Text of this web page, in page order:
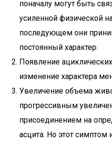
поначалу могут быть
усиленной физической
последующем они
постоянный характер.
Появление
изменение характера
Увеличение объема
прогрессивным
присоединением на
асцита. Но этот симптом